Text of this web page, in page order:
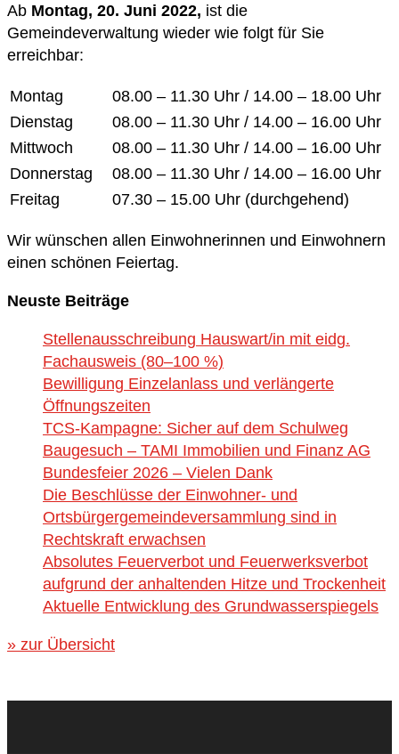
Ab Montag, 20. Juni 2022, ist die
Gemeindeverwaltung wieder wie folgt für Sie
erreichbar:
Montag
08.00 – 11.30 Uhr / 14.00 – 18.00 Uhr
Dienstag
08.00 – 11.30 Uhr / 14.00 – 16.00 Uhr
Mittwoch
08.00 – 11.30 Uhr / 14.00 – 16.00 Uhr
Donnerstag
08.00 – 11.30 Uhr / 14.00 – 16.00 Uhr
Freitag
07.30 – 15.00 Uhr (durchgehend)
Wir wünschen allen Einwohnerinnen und Einwohnern
einen schönen Feiertag.
Neuste Beiträge
Stellenausschreibung Hauswart/in mit eidg.
Fachausweis (80–100 %)
Bewilligung Einzelanlass und verlängerte
Öffnungszeiten
TCS-Kampagne: Sicher auf dem Schulweg
Baugesuch – TAMI Immobilien und Finanz AG
Bundesfeier 2026 – Vielen Dank
Die Beschlüsse der Einwohner- und
Ortsbürgergemeindeversammlung sind in
Rechtskraft erwachsen
Absolutes Feuerverbot und Feuerwerksverbot
aufgrund der anhaltenden Hitze und Trockenheit
Aktuelle Entwicklung des Grundwasserspiegels
» zur Übersicht